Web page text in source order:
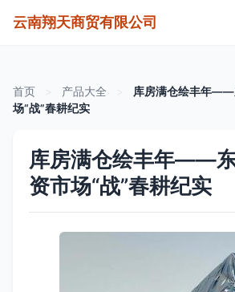
云南翔天商贸有限公司
首页 产品大全
库房满仓绘丰年——
场“战”春耕纪实
库房满仓绘丰年——
资市场“战”春耕纪实